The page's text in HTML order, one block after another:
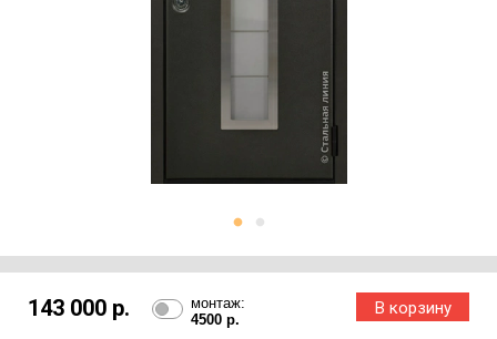
143 000 р.
монтаж:
4500 р.